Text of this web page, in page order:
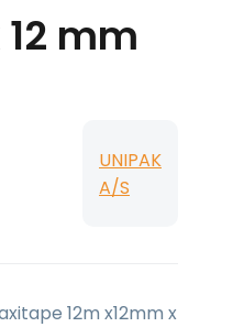
mm
UNIPAK
A/S
12m x12mm x